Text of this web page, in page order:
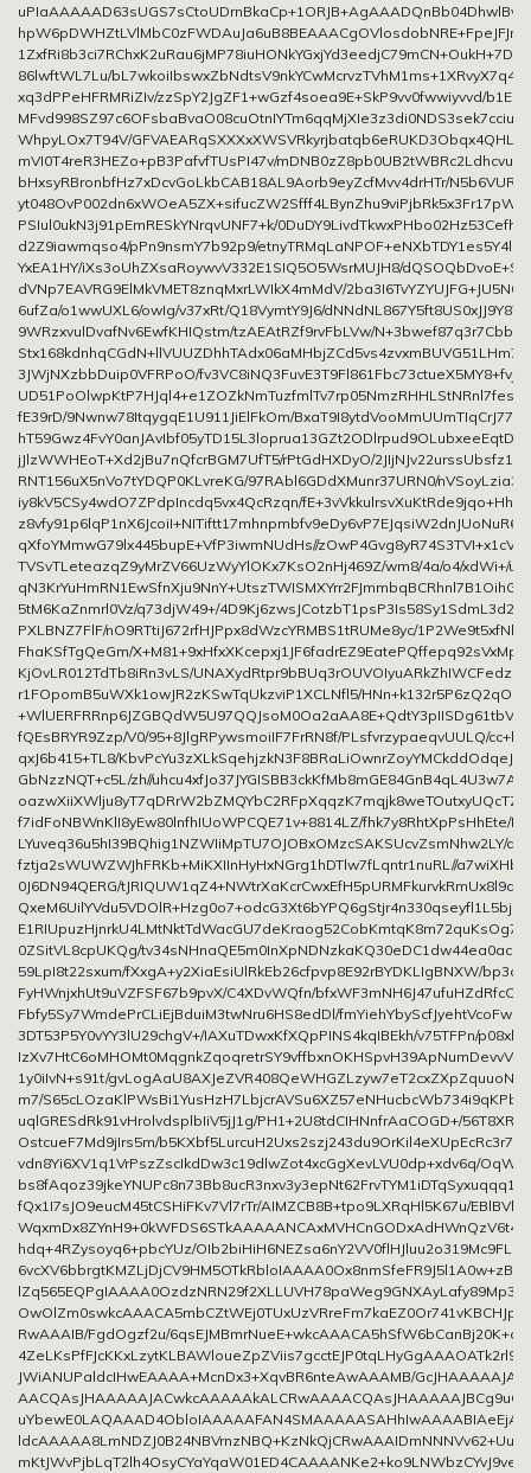
86lwftWL7Lu/
xq3dPPeHFRMRiZIv/zzSpY2JgZF1+wGzf4soea9E+SkP9vv0fwwiyvvd/
WhpyLOx7T94V/
mVI0T4reR3HEZo+pB3PafvfTUsPI47v/
bHxsyRBronbfHz7xDcvGoLkbCAB18AL9Aorb9eyZcfMvv4drHTr/
PSIul0ukN3j91pEmRESkYNrqvUNF7+k/
d2Z9iawmqso4/pPn9nsmY7b92p9/
YxEA1HY/iXs3oUhZXsaRoywvV332E1SIQ5O5WsrMUJH8/
dVNp7EAVRG9ElMkVMET8znqMxrLWIkX4mMdV/
6ufZa/o1wwUXL6/owIg/v37xRt/Q18VymtY9J6/
9WRzxvulDvafNv6EwfKHIQstm/tzAEAtRZf9rvFbLVw/
3JWjNXzbbDuip0VFRPoO/
fE39rD/9Nwnw78ItqygqE1U911JiElFkOm/
jJlzWWHEoT+Xd2jBu7nQfcrBGM7UfT5/rPtGdHXDyO/
RNT156uX5nVo7tYDQP0KLvreKG/97RAbl6GDdXMunr37URN0/
iy8kV5CSy4wdO7ZPdpIncdq5vx4QcRzqn/
qXfoYMmwG79lx445bupE+VfP3iwmNUdHs//
TVSvTLeteazqZ9yMrZV66UzWyYlOKx7KsO2nHj469Z/wm8/4a/o4/xdWi+/
5tM6KaZnmrl0Vz/q73djW49+/
PXLBNZ7FlF/nO9RTtiJ672rfHJPpx8dWzcYRMBS1tRUMe8yc/
FhaKSfTgQeGm/
KjOvLR012TdTb8iRn3vLS/
r1FOpomB5uWXk1owJR2zKSwTqUkzviP1XCLNfl5/
fQEsBRYR9Zzp/V0/95+8JlgRPywsmoiIF7FrRN8f/PLsfvrzypaeqvUULQ/
qxJ6b415+TL8/
GbNzzNQT+c5L/zh//
f7idFoNBWnKlI8yEw80lnfhIUoWPCQE71v+8814LZ/fhk7y8RhtXpPsHhEte/
LYuveq36u5hI39BQhig1NZWIiMpTU7OJOBxOMzcSAKSUcvZsmNhw2LY/
fztja2sWUWZWJhFRKb+MiKXIInHyHxNGrg1hDTlw7fLqntr1nuRL//
0J6DN94QERG/
0ZSitVL8cpUKQg/
59LpI8t22sxum/fXxgA+y2XiaEsiUlRkEb26cfpvp8E92rBYDKLIgBNXW/
FyHWnjxhUt9uVZFSF67b9pvX/C4XDvWQfn/
Fbfy5Sy7WmdePrCLiEjBduiM3twNru6HS8edDl/
3DT53P5Y0vYY3lU29chgV+/IAXuTDwxKfXQpPINS4kqIBEkh/v75TFPn/
1y0iIvN+s91t/
m7/S65cLOzaKlPWsBi1YusHzH7LbjcrAVSu6XZ57eNHucbcWb734i9qKPb/
uqlGRESdRk91vHrolvdsplbIiV5jJ1g/PH1+2U8tdCIHNnfrAaCOGD+/56T8XR/
OstcueF7Md9jIrs5m/
vdn8Yi6XV1q1VrPszZscIkdDw3c19dlwZot4xcGgXevLVU0dp+xdv6q/
fQx1I7sJO9eucM45tCSHiFKv7Vl7rTr/AIMZCB8B+tpo9LXRqHl5K67u/
hdq+4RZysoyq6+pbcYUz/
RwAAAIB/FgdOgzf2u/
JWiANUPaldcIHwEAAAA+McnDx3+XqvBR6nteAwAAAMB/